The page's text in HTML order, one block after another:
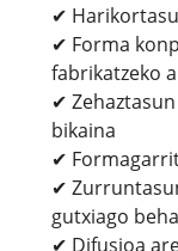
✔
✔ Forma
fabrikatzeko
✔
bikaina
✔
✔
gutxiago
✔ Difusioa